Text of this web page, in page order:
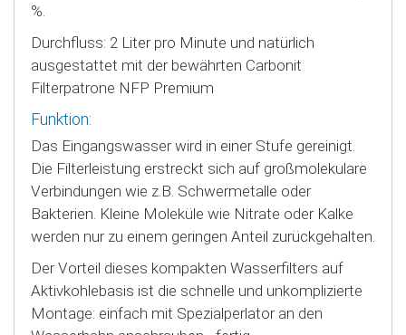
%.
Durchfluss: 2 Liter pro Minute und natürlich
ausgestattet mit der bewährten Carbonit
Filterpatrone NFP Premium
Funktion:
Das Eingangswasser wird in einer Stufe gereinigt.
Die Filterleistung erstreckt sich auf großmolekulare
Verbindungen wie z.B. Schwermetalle oder
Bakterien. Kleine Moleküle wie Nitrate oder Kalke
werden nur zu einem geringen Anteil zurückgehalten.
Der Vorteil dieses kompakten Wasserfilters auf
Aktivkohlebasis ist die schnelle und unkomplizierte
Montage: einfach mit Spezialperlator an den